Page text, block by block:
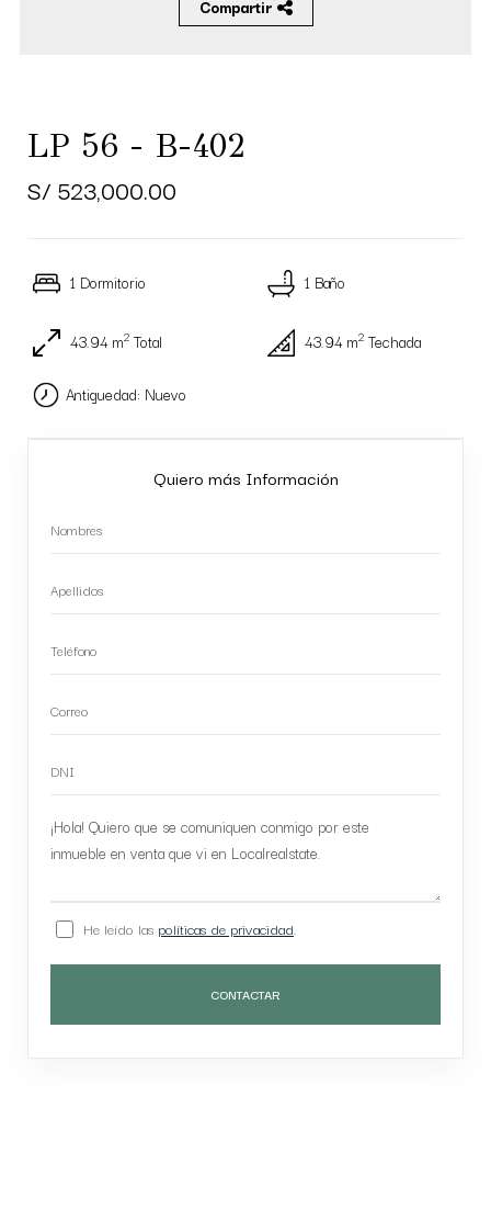
Compartir
LP 56 - B-402
S/ 523,000.00
1 Dormitorio 1 Baño
43.94 m2 Total 43.94 m2 Techada
Antiguedad: Nuevo
Quiero más Información
He leído las políticas de privacidad
CONTACTAR